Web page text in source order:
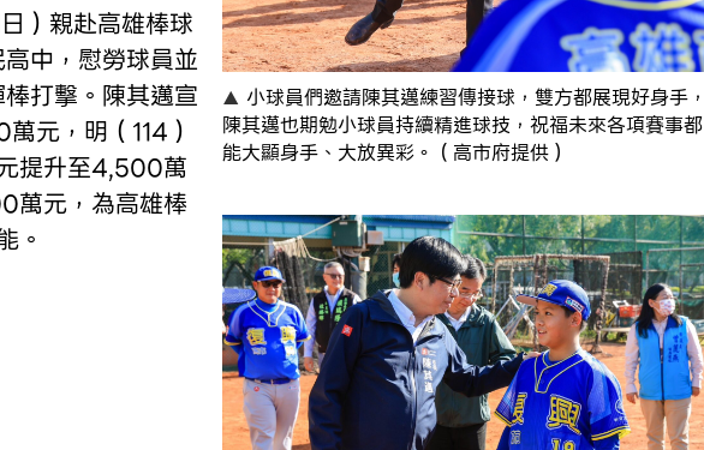
中，慰勞球員並
打擊。陳其邁宣
元，明（114）
提升至4,500萬
萬元，為高雄棒
。
小球員們邀請陳其邁練習傳接球，雙方都展現好身手，
陳其邁也期勉小球員持續精進球技，祝福未來各項賽事都
能大顯身手、大放異彩。（高市府提供）